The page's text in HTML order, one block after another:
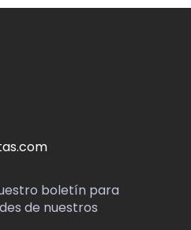
boletín para
de nuestros